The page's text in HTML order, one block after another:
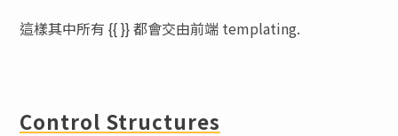
這樣其中所有 {{ }} 都會交由前端 templating.
Control Structures